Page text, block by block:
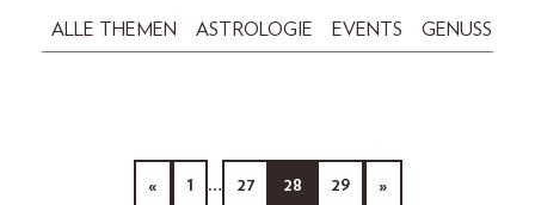
ALLE THEMEN ASTROLOGIE EVENTS GENUSS
« 1 … 27 28 29 »